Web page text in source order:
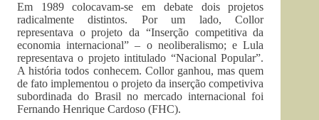
Em 1989 colocavam-se em debate dois projetos
radicalmente distintos. Por um lado, Collor
representava o projeto da “Inserção competitiva da
economia internacional” – o neoliberalismo; e Lula
representava o projeto intitulado “Nacional Popular”.
A história todos conhecem. Collor ganhou, mas quem
de fato implementou o projeto da inserção competiviva
subordinada do Brasil no mercado internacional foi
Fernando Henrique Cardoso (FHC).